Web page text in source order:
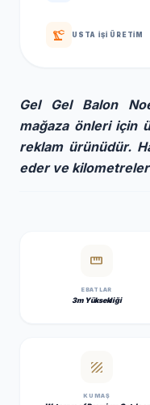
precision_manufacturing USTA İŞI ÜRETIM
Gel Gel Balon
mağaza önleri için
reklam ürünüdür.
eder ve
straighten
EBATLAR
3m Yüksekliği
texture
KUMAŞ